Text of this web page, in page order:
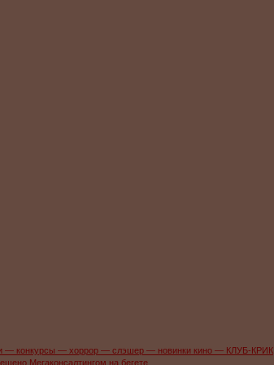
— конкурсы — хоррор — слэшер — новинки кино — КЛУБ-КРИК
Мегаконсалтингом на бегете